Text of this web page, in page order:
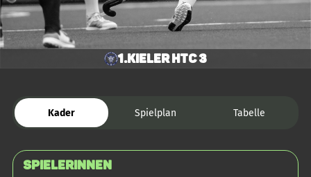
1.Kieler HTC 3
Kader Spielplan Tabelle
SPIELERINNEN